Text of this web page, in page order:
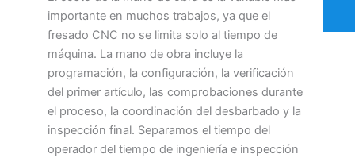
importante en muchos trabajos, ya que el
fresado CNC no se limita solo al tiempo de
máquina. La mano de obra incluye la
programación, la configuración, la verificación
del primer artículo, las comprobaciones durante
el proceso, la coordinación del desbarbado y la
inspección final. Separamos el tiempo del
operador del tiempo de ingeniería e inspección